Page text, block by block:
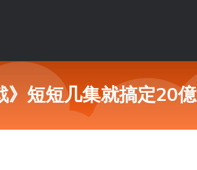
短短几集就搞定20億